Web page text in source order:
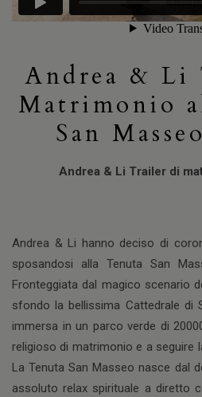
Andrea &
Matrimonio
San
Andrea & Li Trailer di
Andrea & Li hanno deciso di
sposandosi alla Tenuta San
Fronteggiata dal magico scenario
sfondo la bellissima Cattedrale di
immersa in un parco verde di
religioso di matrimonio e a seguire
La Tenuta San Masseo nasce dal
assoluto relax spirituale a diretto